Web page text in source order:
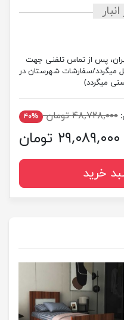
تهران، پس از تماس تلفنی جهت
میگردد/سفارشات شهرستان در
میگردد)
۴۸,۷۲۸,۰۰۰ تومان ۴۰%
۲۹,۰۸۹,۰۰۰ تومان
خرید